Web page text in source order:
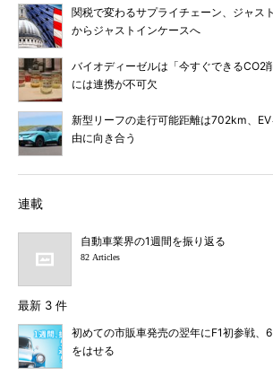
関税で変わるサプライチェーン、ジャス
からジャストインケースへ
バイオディーゼルは「今すぐできるCO2
には連携が不可欠
新型リーフの走行可能距離は702km、
由に向き合う
連載
自動車業界の1週間を振り返る
82 Articles
最新 3 件
初めての市販車発売の翌年にF1初参戦、
をはせる